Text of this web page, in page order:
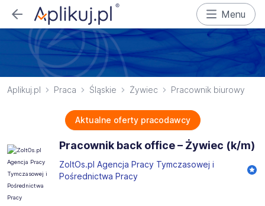
Menu
Aplikuj.pl Praca Śląskie Żywiec Pracownik biurowy
Aktualne oferty pracodawcy
Pracownik back office – Żywiec (k/m)
ZoltOs.pl Agencja Pracy Tymczasowej i
Pośrednictwa Pracy